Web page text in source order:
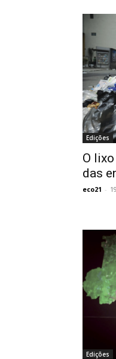
Edições
O
das
eco21 -
Edições